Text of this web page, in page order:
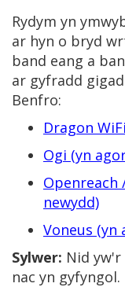
Rydym yn
ar hyn o bryd
band eang a
ar gyfradd
Benfro:
Dragon
Ogi (yn
Openreach
newydd)
Voneus (yn
Sylwer: Nid
nac yn gyfyngol.